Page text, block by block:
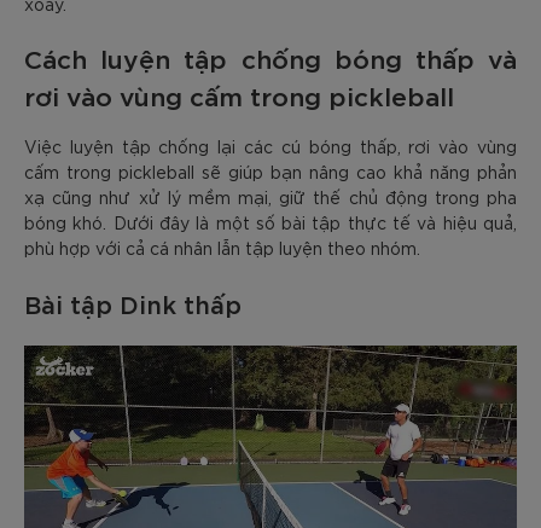
Cách luyện tập chống bóng thấp và
rơi vào vùng cấm trong pickleball
Việc luyện tập chống lại các cú bóng thấp, rơi vào vùng
cấm trong pickleball sẽ giúp bạn nâng cao khả năng phản
xạ cũng như xử lý mềm mại, giữ thế chủ động trong pha
bóng khó. Dưới đây là một số bài tập thực tế và hiệu quả,
phù hợp với cả cá nhân lẫn tập luyện theo nhóm.
Bài tập Dink thấp